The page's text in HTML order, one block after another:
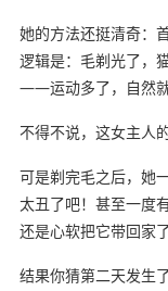
她的方法还挺清奇：
逻辑是：毛剃光了，
——运动多了，自然就
不得不说，这女主人
可是剃完毛之后，她
太丑了吧！甚至一度
还是心软把它带回家了
结果你猜第二天发生